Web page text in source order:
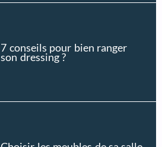
7 conseils pour bien ranger
son dressing ?